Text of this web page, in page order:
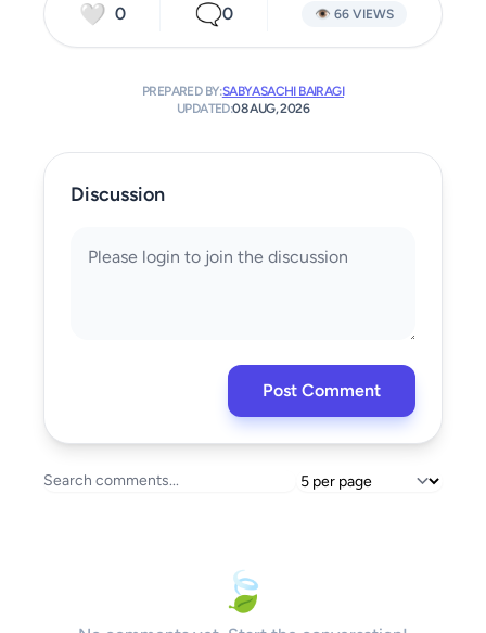
🤍 0 🗨️0 👁️ 66 VIEWS
PREPARED BY:SABYASACHI BAIRAGI
UPDATED:08 AUG, 2026
Discussion
Post Comment
🍃